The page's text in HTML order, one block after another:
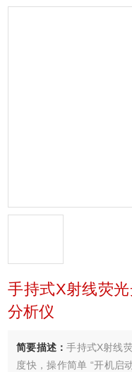
手持式X射线荧
分析仪
简要描述：手持式X射线
度快，操作简单 “开机